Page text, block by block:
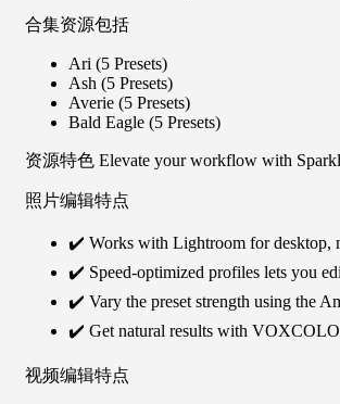
合集资源包括
Ari (5 Presets)
Ash (5 Presets)
Averie (5 Presets)
Bald Eagle (5 Presets)
资源特色 Elevate your workflow with
照片编辑特点
✔️ Works with Lightroom for desktop,
✔️ Speed-optimized profiles lets you
✔️ Vary the preset strength using the
✔️ Get natural results with
视频编辑特点